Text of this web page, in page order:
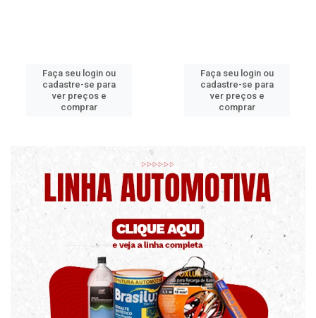
Faça seu login ou
cadastre-se para
ver preços e
comprar
Faça seu login ou
cadastre-se para
ver preços e
comprar